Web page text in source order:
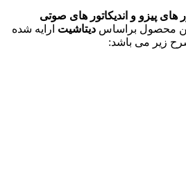
های پیزو و اندیکاتور های صوتی
محصول براساس دیتاشیت ارایه شده
زیر می باشد: